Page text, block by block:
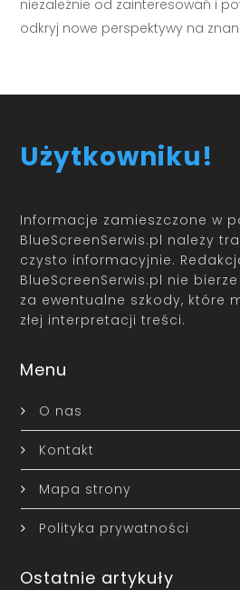
niezależnie od zainteresowań i
odkryj nowe perspektywy na
Użytkowniku!
Informacje zamieszczone w
BlueScreenSerwis.pl należy
czysto informacyjnie.
BlueScreenSerwis.pl nie
za ewentualne szkody, które
złej interpretacji treści.
Menu
O nas
Kontakt
Mapa strony
Polityka prywatności
Ostatnie artykuły